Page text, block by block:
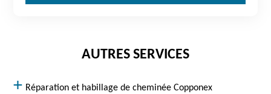
AUTRES SERVICES
Réparation et habillage de cheminée Copponex